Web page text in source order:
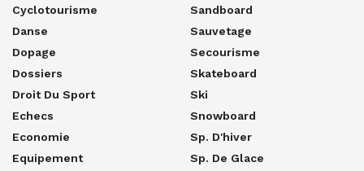
Cyclotourisme
Danse
Dopage
Dossiers
Droit Du Sport
Echecs
Economie
Equipement
Sandboard
Sauvetage
Secourisme
Skateboard
Ski
Snowboard
Sp. D'hiver
Sp. De Glace